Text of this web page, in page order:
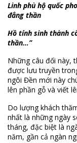
Linh phù hộ quốc
đẳng thần
Hồ tính sinh thành
thần…”
Những câu đối này,
được lưu truyền
ngôi Đền mới này
lên phần gỗ và viết
Do lượng khách
nhất là những ngày
tháng, đặc biệt là
năm, gần cả ngàn